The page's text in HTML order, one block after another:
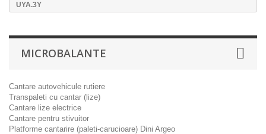
UYA.3Y
MICROBALANTE
Cantare autovehicule rutiere
Transpaleti cu cantar (lize)
Cantare lize electrice
Cantare pentru stivuitor
Platforme cantarire (paleti-carucioare) Dini Argeo